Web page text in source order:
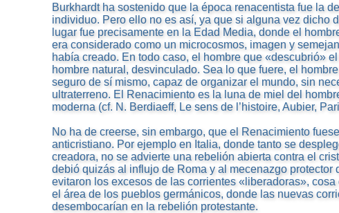
Burkhardt ha sostenido que la época renacentista fue la
individuo. Pero ello no es así, ya que si alguna vez dicho
lugar fue precisamente en la Edad Media, donde el
era considerado como un microcosmos, imagen y
había creado. En todo caso, el hombre que «descubrió»
hombre natural, desvinculado. Sea lo que fuere, el
seguro de sí mismo, capaz de organizar el mundo, sin
ultraterreno. El Renacimiento es la luna de miel del
moderna (cf. N. Berdiaeff, Le sens de l’histoire, Aubier,
No ha de creerse, sin embargo, que el Renacimiento
anticristiano. Por ejemplo en Italia, donde tanto se
creadora, no se advierte una rebelión abierta contra el
debió quizás al influjo de Roma y al mecenazgo protector
evitaron los excesos de las corrientes «liberadoras»,
el área de los pueblos germánicos, donde las nuevas
desembocarían en la rebelión protestante.